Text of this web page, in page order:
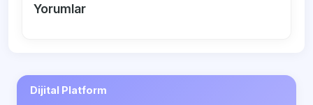
Yorumlar
Dijital Platform